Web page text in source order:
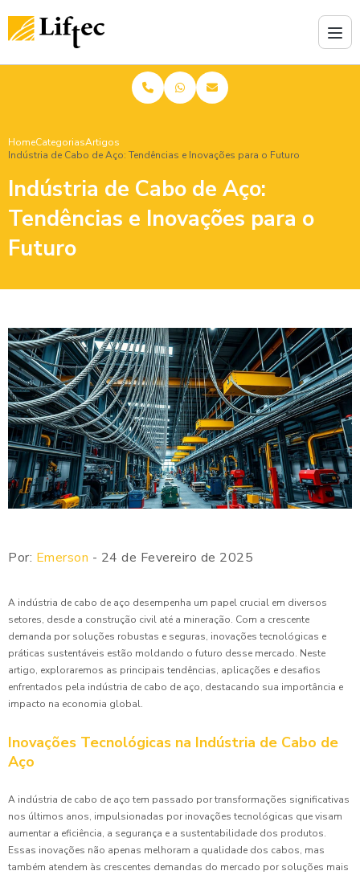
HomeCategoriasArtigos
Indústria de Cabo de Aço: Tendências e Inovações para o Futuro
Indústria de Cabo de Aço:
Tendências e Inovações para o
Futuro
Por: Emerson - 24 de Fevereiro de 2025
A indústria de cabo de aço desempenha um papel crucial em diversos
setores, desde a construção civil até a mineração. Com a crescente
demanda por soluções robustas e seguras, inovações tecnológicas e
práticas sustentáveis estão moldando o futuro desse mercado. Neste
artigo, exploraremos as principais tendências, aplicações e desafios
enfrentados pela indústria de cabo de aço, destacando sua importância e
impacto na economia global.
Inovações Tecnológicas na Indústria de Cabo de
Aço
A indústria de cabo de aço tem passado por transformações significativas
nos últimos anos, impulsionadas por inovações tecnológicas que visam
aumentar a eficiência, a segurança e a sustentabilidade dos produtos.
Essas inovações não apenas melhoram a qualidade dos cabos, mas
também atendem às crescentes demandas do mercado por soluções mais